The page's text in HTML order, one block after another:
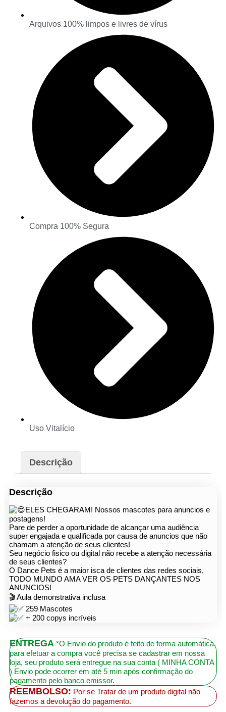
Arquivos 100% limpos e livres de vírus
Compra 100% Segura
Uso Vitalício
Descrição
Descrição
ELES CHEGARAM! Nossos mascotes para anuncios e
postagens!
Pare de perder a oportunidade de alcançar uma audiência
super engajada e qualificada por causa de anuncios que não
chamam a atenção de seus clientes!
Seu negócio fisico ou digital não recebe a atenção necessária
de seus clientes?
O Dance Pets é a maior isca de clientes das redes sociais,
TODO MUNDO AMA VER OS PETS DANÇANTES NOS
ANUNCIOS!
🎬 Aula demonstrativa inclusa
259 Mascotes
+ 200 copys incríveis
ENTREGA *O Envio do produto é feito de forma automática,
para efetuar a compra você precisa se cadastrar em nossa
loja, seu produto será entregue na sua conta ( MINHA CONTA
) Envio pode ocorrer em até 5 min após confirmação do
pagamento pelo banco emissor.
REEMBOLSO: Por se Tratar de um produto digital não
fazemos a devolução do pagamento.